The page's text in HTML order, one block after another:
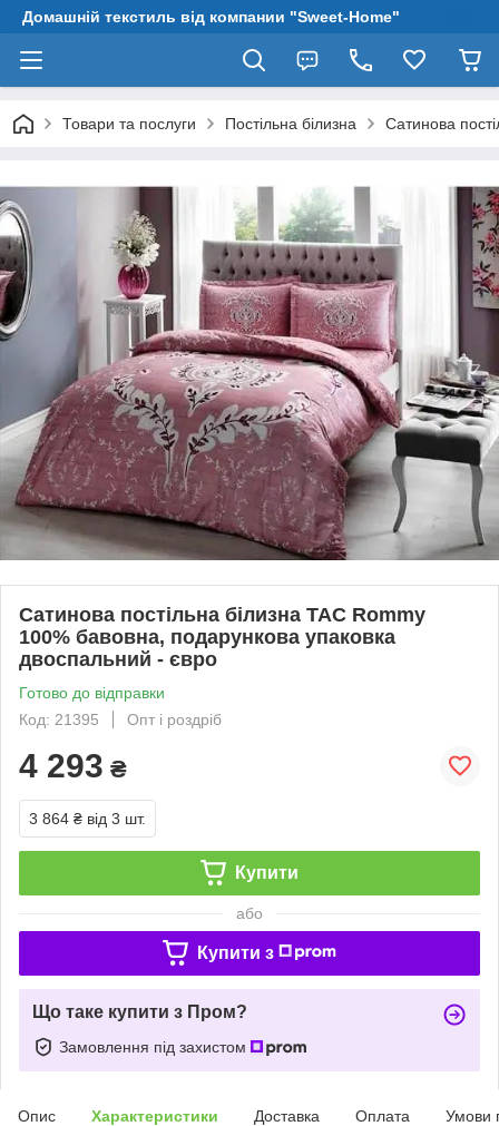
Домашній текстиль від компании "Sweet-Home"
Товари та послуги Постільна білизна Сатинова
Сатинова постільна білизна TAC Rommy
100% бавовна, подарункова упаковка
двоспальний - євро
Готово до відправки
Код: 21395
Опт і роздріб
4 293 ₴
3 864 ₴ від 3 шт.
Купити
або
Купити з
Що таке купити з Пром?
Замовлення під захистом
Опис Характеристики Доставка Оплата Умови